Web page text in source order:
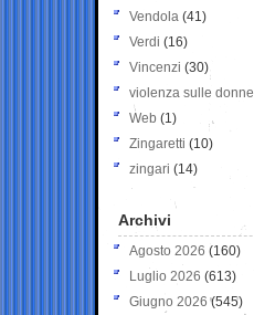
Vendola (41)
Verdi (16)
Vincenzi (30)
violenza sulle donne
Web (1)
Zingaretti (10)
zingari (14)
Archivi
Agosto 2026 (160)
Luglio 2026 (613)
Giugno 2026 (545)